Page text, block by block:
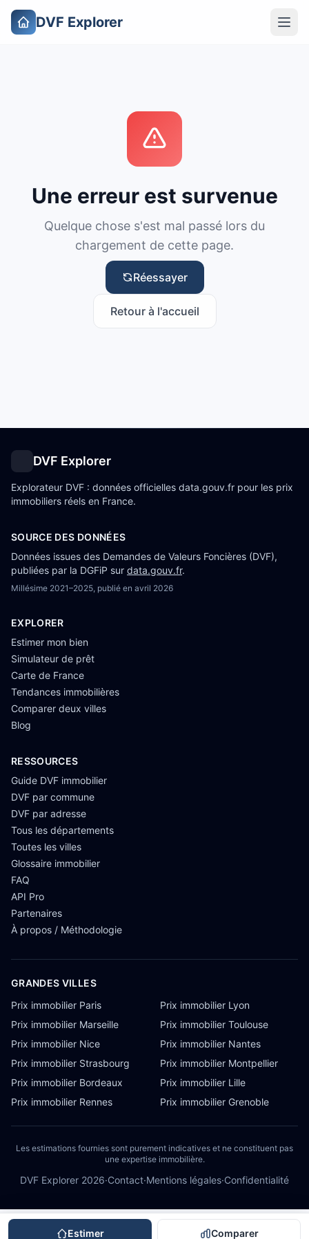
DVF Explorer
Une erreur est survenue
Quelque chose s'est mal passé lors du
chargement de cette page.
Réessayer
Retour à l'accueil
Estimer Comparer
DVF Explorer
Explorateur DVF : données officielles data.gouv.fr pour les prix
immobiliers réels en France.
SOURCE DES DONNÉES
Données issues des Demandes de Valeurs Foncières (DVF),
publiées par la DGFiP sur data.gouv.fr.
Millésime 2021–2025, publié en avril 2026
EXPLORER
Estimer mon bien
Simulateur de prêt
Carte de France
Tendances immobilières
Comparer deux villes
Blog
RESSOURCES
Guide DVF immobilier
DVF par commune
DVF par adresse
Tous les départements
Toutes les villes
Glossaire immobilier
FAQ
API Pro
Partenaires
À propos / Méthodologie
GRANDES VILLES
Prix immobilier Paris
Prix immobilier Lyon
Prix immobilier Marseille
Prix immobilier Toulouse
Prix immobilier Nice
Prix immobilier Nantes
Prix immobilier Strasbourg
Prix immobilier Montpellier
Prix immobilier Bordeaux
Prix immobilier Lille
Prix immobilier Rennes
Prix immobilier Grenoble
Les estimations fournies sont purement indicatives et ne constituent pas
une expertise immobilière.
DVF Explorer 2026·Contact·Mentions légales·Confidentialité